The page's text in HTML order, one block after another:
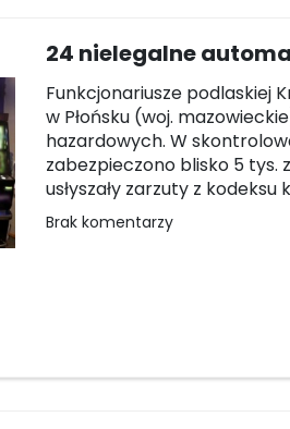
24 nielegalne
Funkcjonariusze podlaskiej
w Płońsku (woj.
hazardowych. W
zabezpieczono blisko 5 tys.
usłyszały zarzuty z
Brak komentarzy